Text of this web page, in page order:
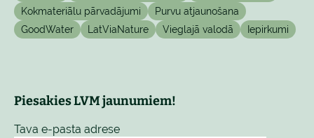
Kokmateriālu pārvadājumi
Purvu atjaunošana
GoodWater
LatViaNature Vieglajā valodā Iepirkumi
Piesakies LVM jaunumiem!
Tava e-pasta adrese